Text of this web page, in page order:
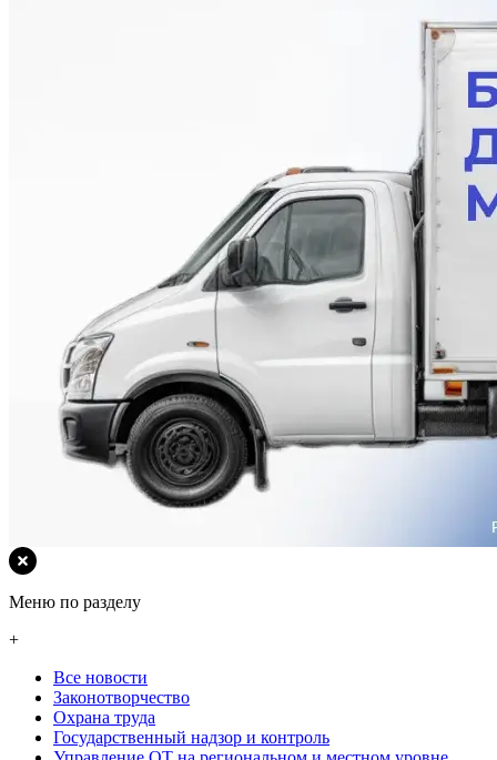
Меню по разделу
+
Все новости
Законотворчество
Охрана труда
Государственный надзор и контроль